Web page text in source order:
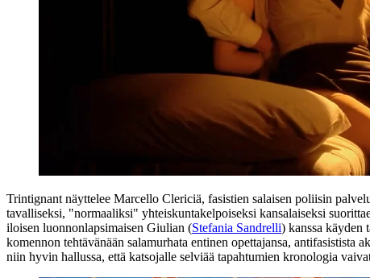
Trintignant näyttelee Marcello Clericiä, fasistien salaisen poliisin
tavalliseksi, "normaaliksi" yhteiskuntakelpoiseksi kansalaiseksi
iloisen luonnonlapsimaisen Giulian (Stefania Sandrelli) kanssa käyden
komennon tehtävänään salamurhata entinen opettajansa, antifasistista
niin hyvin hallussa, että katsojalle selviää tapahtumien kronologia